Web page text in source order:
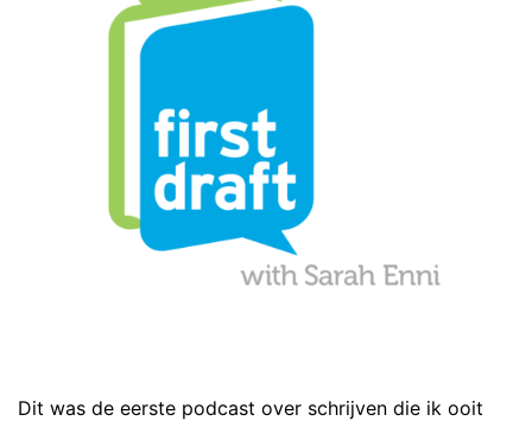
Dit was de eerste podcast over schrijven die ik ooit